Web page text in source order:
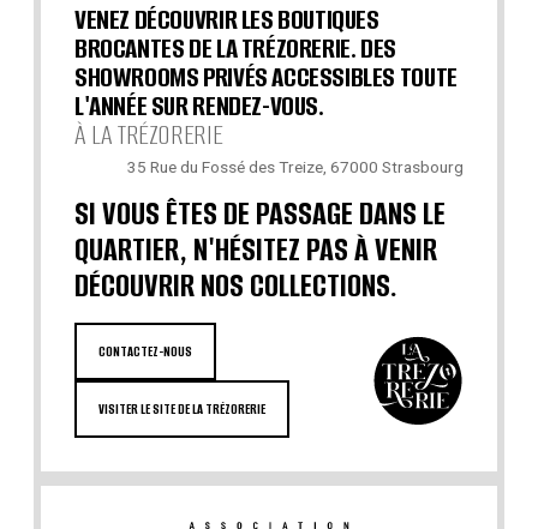
VENEZ DÉCOUVRIR LES BOUTIQUES
BROCANTES DE LA TRÉZORERIE. DES
SHOWROOMS PRIVÉS ACCESSIBLES TOUTE
L'ANNÉE SUR RENDEZ-VOUS.
À LA TRÉZORERIE
35 Rue du Fossé des Treize, 67000 Strasbourg
SI VOUS ÊTES DE PASSAGE DANS LE
QUARTIER, N'HÉSITEZ PAS À VENIR
DÉCOUVRIR NOS COLLECTIONS.
CONTACTEZ-NOUS
VISITER LE SITE DE LA TRÉZORERIE